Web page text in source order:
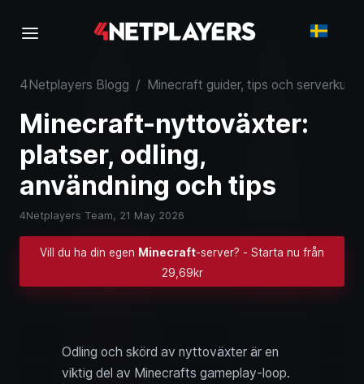
4Netplayers Blogg / Minecraft guider, tips och
Minecraft-nyttoväxter:
platser, odling,
användning och tips
4Netplayers Team, 21 May 2026
Vill du ha din egen Minecraft-server? - Starta nu från
29,69kr
Odling och skörd av nyttoväxter är en
viktig del av Minecrafts gameplay-loop.